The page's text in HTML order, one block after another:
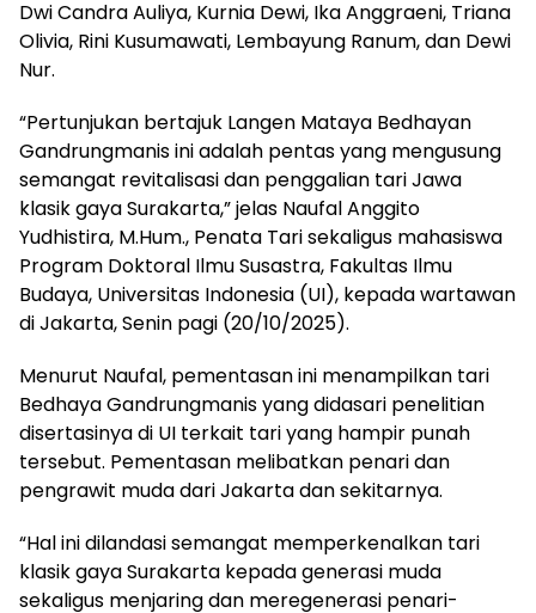
Dwi Candra Auliya, Kurnia Dewi, Ika Anggraeni, Triana
Olivia, Rini Kusumawati, Lembayung Ranum, dan Dewi
Nur.
“Pertunjukan bertajuk Langen Mataya Bedhayan
Gandrungmanis ini adalah pentas yang mengusung
semangat revitalisasi dan penggalian tari Jawa
klasik gaya Surakarta,” jelas Naufal Anggito
Yudhistira, M.Hum., Penata Tari sekaligus mahasiswa
Program Doktoral Ilmu Susastra, Fakultas Ilmu
Budaya, Universitas Indonesia (UI), kepada wartawan
di Jakarta, Senin pagi (20/10/2025).
Menurut Naufal, pementasan ini menampilkan tari
Bedhaya Gandrungmanis yang didasari penelitian
disertasinya di UI terkait tari yang hampir punah
tersebut. Pementasan melibatkan penari dan
pengrawit muda dari Jakarta dan sekitarnya.
“Hal ini dilandasi semangat memperkenalkan tari
klasik gaya Surakarta kepada generasi muda
sekaligus menjaring dan meregenerasi penari-